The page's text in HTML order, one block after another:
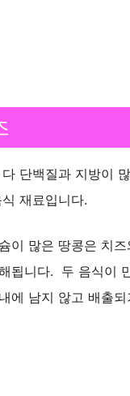
단백질과 지방이
재료입니다.
이 많은 땅콩은 치
됩니다. 두 음식이
에 남지 않고 배출되